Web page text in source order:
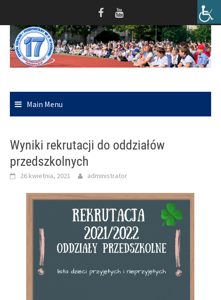
content
Main Menu
Wyniki rekrutacji do oddziałów
przedszkolnych
26 kwietnia, 2021 administrator